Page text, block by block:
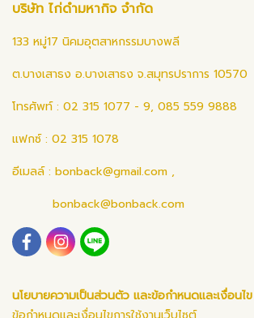
บริษัท ไก่ดำมหากิจ จำกัด
133 หมู่17 นิคมอุตสาหกรรมบางพลี
ต.บางเสาธง อ.บางเสาธง จ.สมุทรปราการ 10570
โทรศัพท์ : 02 315 1077 - 9, 085 559 9888
แฟกซ์ : 02 315 1078
อีเมลล์ : bonback@gmail.com ,
bonback@bonback.com
นโยบายความเป็นส่วนตัว และข้อกำหนดและเงื่อนไข